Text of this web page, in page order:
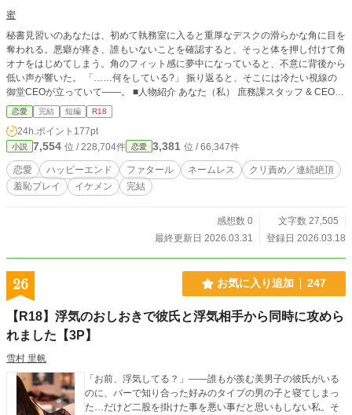
蜜
秘書見習いのあなたは、初めて執務室に入ると重厚なデスクの滑らかな角に目を
奪われる。悪癖が疼き、誰もいないことを確認すると、そっと体を押し付けて角
オナをはじめてしまう。角のフィット感に夢中になっていると、不意に背後から
低い声が響いた。 「……何をしている?」 振り返ると、そこには冷たい視線の
御堂CEOが立っていて——。 ■人物紹介 あなた（私） 庶務課スタッフ & CEO秘
書見習い。 庶務課の業務として、秘書業務の補助や執務室の清掃も担当するこ
とに。 学生時代から本が好きで、出版社に憧れて入社したが、編集職にはなれ
ず、庶務課に配属された。仕事は真面目で、雑務や清掃もきっちりこなすが、角
オナ好きという悪癖を直せず秘密を抱えていた。気になる角を見つけると我慢で
きずこっそり押し付けてしまう。 小◯生の頃うっかり学校の机の角にぶつかっ
た時に気持ちが良かったのをきっかけに角オナにハマってしまい、その頃の癖が
直らずそのまま大人になってしまった。 快楽に弱く角オナ好きだが男性経験は
EO。 財閥系御堂グループの御曹司で、先代の父から会社を引き継いだ若き経営
者。 業界屈指のやり手で、合理主義者。「無駄が嫌い」「感情論を持ち込む
よりも貪欲。 女性関係の噂が全く無く周りからは恐れられているが、 実は潔癖
気味で女性に直接触れるのが苦手なこともあり童貞だった。 あなたが執務室で
角オナをしているのを偶然見てしまい立場を逆手にとって あなたを調教しなが
ら自分も女性嫌いを克服できるのでは？と画策する。 初めての相手にとても執
着しているが表に出さないようにしている。 性描写のある話数に※を付けてい
ます。
恋愛 完結 短編 R18
24h.ポイント 177pt
小説 7,554 位 / 228,704件 恋愛 3,381 位 / 66,347件
恋愛 ハッピーエンド ファタール ネームレス
クリ責め／連続絶頂
羞恥プレイ
イケメン 完結
感想数 0
文字数 27,505
最終更新日 2026.03.31
登録日 2026.03.18
26 お気に入り追加 247
【R18】浮気のおしおきで彼氏と浮気相手から同時に攻めら
れました【3P】
雪村 里帆
「お前、浮気してる？」——誰もが羨む美男子の彼氏がいる
のに、バーで知り合った好みのタイプの男の子と寝てしまっ
た…だけど二股を掛けた事を悪い事だと思いもしない私。そ